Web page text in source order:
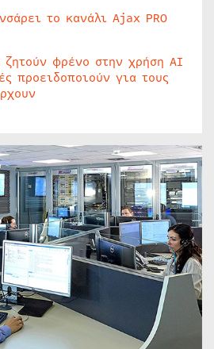
το κανάλι Ajax PRO
ζητούν φρένο στην χρήση AI
προειδοποιούν για τους